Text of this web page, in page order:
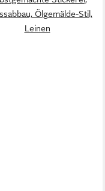
Ölgemälde-Stil,
Leinen